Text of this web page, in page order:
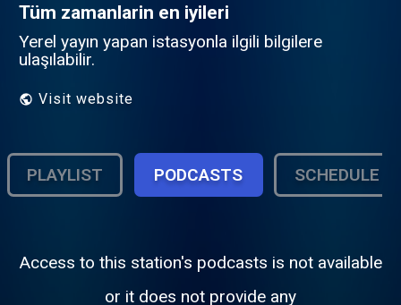
Tüm zamanlarin en iyileri
Yerel yayın yapan istasyonla ilgili bilgilere
ulaşılabilir.
Visit website
PLAYLIST PODCASTS SCHEDULE
Access to this station's podcasts is not available
or it does not provide any